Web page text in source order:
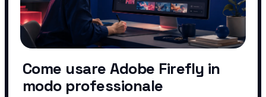
Come usare Adobe Firefly in
modo professionale